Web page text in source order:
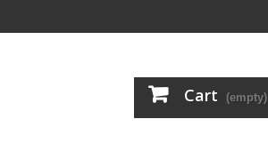
Cart (empty)